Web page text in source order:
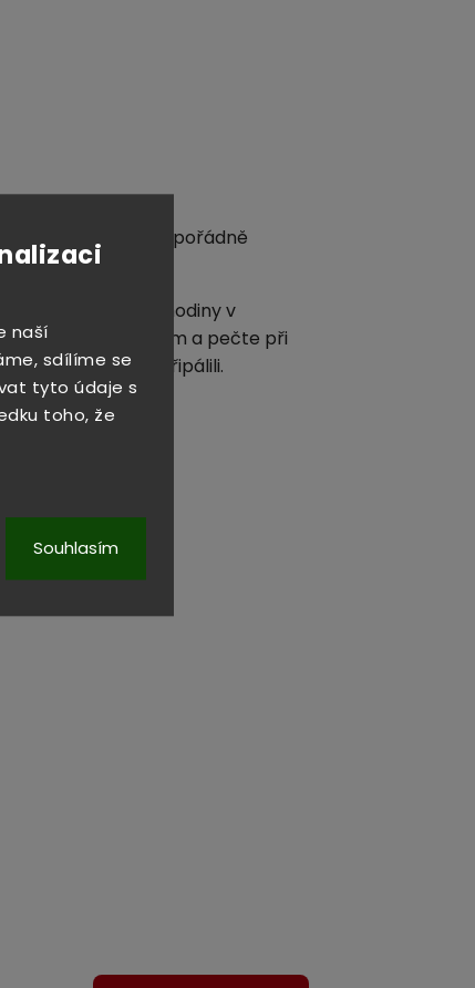
naší
sdílíme se
tyto údaje s
toho, že
Souhlasím
(lze vynechat), pořádně
minimálně 2 hodiny v
pečícím papírem a pečte při
aby se nepřipálili.